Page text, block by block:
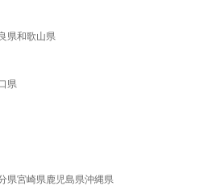
県和歌山県
県
県宮崎県 鹿児島県沖縄県